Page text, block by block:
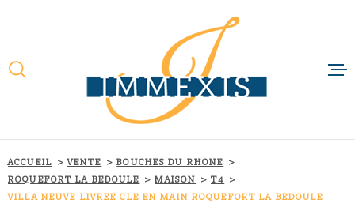
recherche
principal
NOS MÉTIERS
ACCUEIL VENTE
BOUCHES DU RHONE
ROQUEFORT LA BEDOULE
MAISON
T4
VILLA NEUVE LIVREE CLE EN MAIN ROQUEFORT LA BEDOULE